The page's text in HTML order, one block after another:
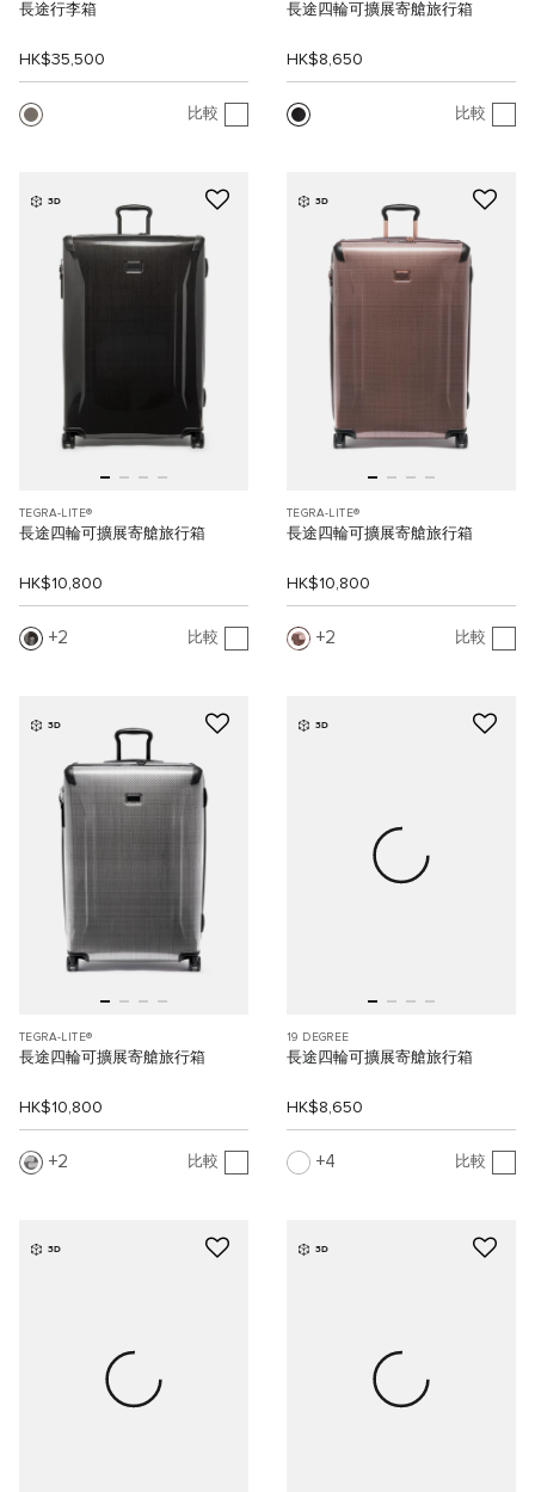
長途行李箱
HK$35,500
比較
長途四輪可擴展寄艙旅行箱
HK$8,650
比較
3D
TEGRA-LITE®
長途四輪可擴展寄艙旅行箱
HK$10,800
2 比較
3D
TEGRA-LITE®
長途四輪可擴展寄艙旅行箱
HK$10,800
2 比較
3D
TEGRA-LITE®
長途四輪可擴展寄艙旅行箱
HK$10,800
2 比較
3D
19 DEGREE
長途四輪可擴展寄艙旅行箱
HK$8,650
4 比較
3D 3D